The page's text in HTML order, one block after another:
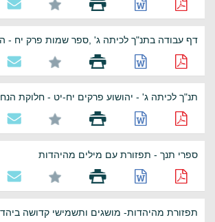
ספרי תנך - תפזורת עם מילים מהיהדות
תפזורת מהיהדות- מושגים ותשמישי קדושה